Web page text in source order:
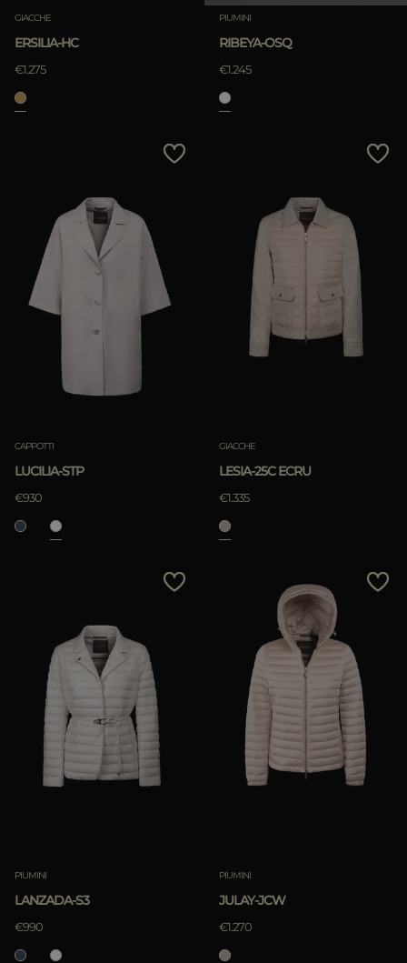
GIACCHE
ERSILIA-HC
€1.275
PIUMINI
RIBEYA-OSQ
€1.245
CAPPOTTI
LUCILIA-STP
€930
GIACCHE
LESIA-25C ECRU
€1.335
PIUMINI
LANZADA-S3
€990
PIUMINI
JULAY-JCW
€1.270